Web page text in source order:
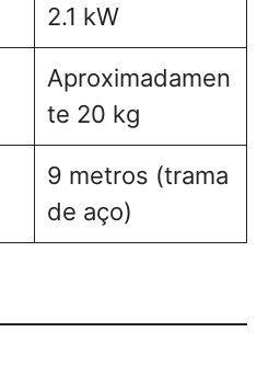
2.1 kW
Aproximadamen
te 20 kg
9 metros (trama
de aço)